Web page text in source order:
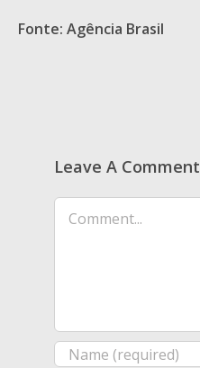
Fonte: Agência Brasil
Leave A Comment
Comment